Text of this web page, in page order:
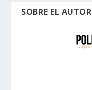
SOBRE EL AUTOR